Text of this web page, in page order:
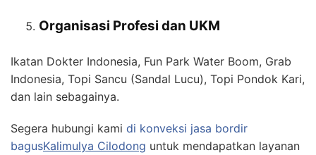
Organisasi Profesi dan UKM
Ikatan Dokter Indonesia, Fun Park Water Boom, Grab
Indonesia, Topi Sancu (Sandal Lucu), Topi Pondok Kari,
dan lain sebagainya.
Segera hubungi kami di konveksi jasa bordir
bagusKalimulya Cilodong untuk mendapatkan layanan